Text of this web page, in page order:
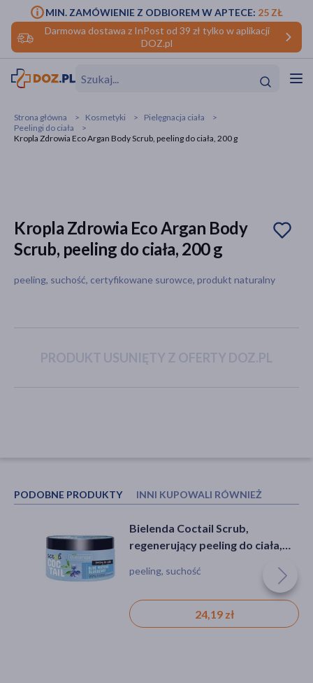
Darmowa dostawa z InPost od 39 zł tylko w aplikacji
DOZ.pl
MIN. ZAMÓWIENIE Z ODBIOREM W APTECE: 25 ZŁ
Strona główna Kosmetyki
Pielęgnacja ciała
Peelingi do ciała
Kropla Zdrowia Eco Argan Body Scrub, peeling do ciała, 200 g
Kropla Zdrowia Eco Argan Body
Scrub, peeling do ciała, 200 g
peeling, suchość, certyfikowane surowce, produkt naturalny
PRODUKT USUNIĘTY Z OFERTY DOZ.PL
PODOBNE PRODUKTY INNI KUPOWALI RÓWNIEŻ
Bielenda Coctail Scrub,
regenerujący peeling do ciała,
peeling, suchość
24,19 zł
ZIELNIK DOZ Melisa, cukierki
ziołowe, 60 g
cukierki, nadzienie, melisa, witamina C
5,99 zł